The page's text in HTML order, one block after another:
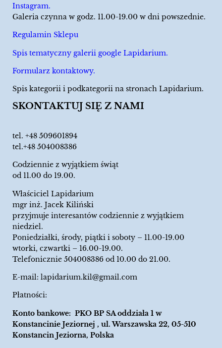
Instagram.
Galeria czynna w godz. 11.00-19.00 w dni powszednie.
Regulamin Sklepu
Spis tematyczny galerii google Lapidarium.
Formularz kontaktowy.
Spis kategorii i podkategorii na stronach Lapidarium.
SKONTAKTUJ SIĘ Z NAMI
tel. +48 509601894
tel.+48 504008386
Codziennie z wyjątkiem świąt
od 11.00 do 19.00.
Właściciel Lapidarium
mgr inż. Jacek Kiliński
przyjmuje interesantów codziennie z wyjątkiem
niedziel.
Poniedziałki, środy, piątki i soboty – 11.00-19.00
wtorki, czwartki – 16.00-19.00.
Telefonicznie 504008386 od 10.00 do 21.00.
E-mail: lapidarium.kil@gmail.com
Płatności:
Konto bankowe: PKO BP SA oddziała 1 w
Konstancinie Jeziornej , ul. Warszawska 22, 05-510
Konstancin Jeziorna, Polska